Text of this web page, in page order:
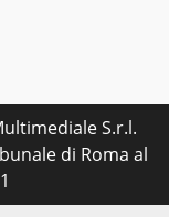
S.r.l.
di Roma al